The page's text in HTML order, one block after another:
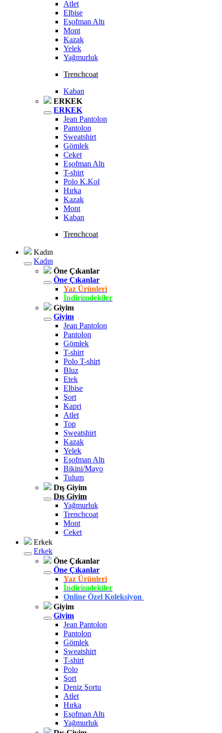
Atlet
Elbise
Eşofman Altı
Mont
Kazak
Yelek
Yağmurluk
Trenchcoat
Kaban
ERKEK
ERKEK
Jean Pantolon
Pantolon
Sweatshirt
Gömlek
Ceket
Eşofman Altı
T-shirt
Polo K.Kol
Hırka
Kazak
Mont
Kaban
Trenchcoat
Kadın
Kadın
Öne Çıkanlar
Öne Çıkanlar
Yaz Ürünleri
İndirimdekiler
Giyim
Giyim
Jean Pantolon
Pantolon
Gömlek
T-shirt
Polo T-shirt
Bluz
Etek
Elbise
Şort
Kapri
Atlet
Top
Sweatshirt
Kazak
Yelek
Eşofman Altı
Bikini/Mayo
Tulum
Dış Giyim
Dış Giyim
Yağmurluk
Trenchcoat
Mont
Ceket
Erkek
Erkek
Öne Çıkanlar
Öne Çıkanlar
Yaz Ürünleri
İndirimdekiler
Online Özel Koleksiyon
Giyim
Giyim
Jean Pantolon
Pantolon
Gömlek
Sweatshirt
T-shirt
Polo
Şort
Deniz Şortu
Atlet
Hırka
Eşofman Altı
Yağmurluk